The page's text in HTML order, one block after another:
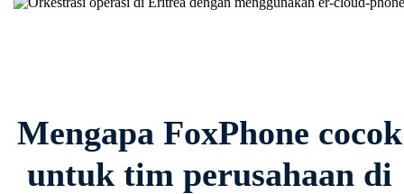
Mengapa FoxPhone cocok
untuk tim perusahaan di